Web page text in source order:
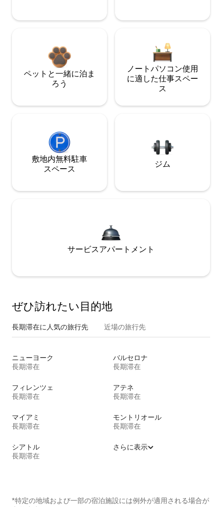
ペットと一緒に泊ま
ろう
ノートパソコン使用
に適した仕事スペー
ス
敷地内無料駐⁠車
ス⁠ペ⁠ー⁠ス
ジム
サービスアパートメント
ぜひ訪⁠れ⁠た⁠い目⁠的⁠地
長期滞在に人気の旅行先 近場の旅行先
ニューヨーク
長期滞在
バルセロナ
長期滞在
フィレンツェ
長期滞在
アテネ
長期滞在
マイアミ
長期滞在
モントリオール
長期滞在
シアトル
長期滞在
さらに表示
*特定の地域および一部の宿泊施設には例外が適用される場合が